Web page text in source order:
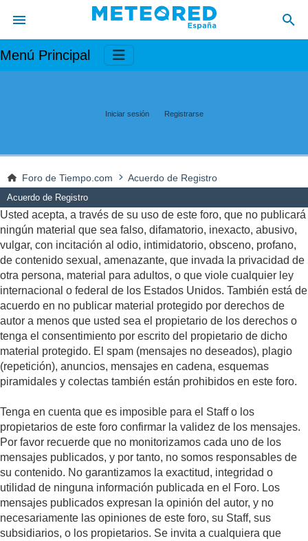
Menú Principal
Iniciar sesión Registrarse
Foro de Tiempo.com Acuerdo de Registro
Acuerdo de Registro
Usted acepta, a través de su uso de este foro, que no publicará
ningún material que sea falso, difamatorio, inexacto, abusivo,
vulgar, con incitación al odio, intimidatorio, obsceno, profano,
de contenido sexual, amenazante, que invada la privacidad de
otra persona, material para adultos, o que viole cualquier ley
internacional o federal de los Estados Unidos. También está de
acuerdo en no publicar material protegido por derechos de
autor a menos que usted sea el propietario de los derechos o
tenga el consentimiento por escrito del propietario de dicho
material protegido. El spam (mensajes no deseados), plagio
(repetición), anuncios, mensajes en cadena, esquemas
piramidales y colectas también están prohibidos en este foro.
Tenga en cuenta que es imposible para el Staff o los
propietarios de este foro confirmar la validez de los mensajes.
Por favor recuerde que no monitorizamos cada uno de los
mensajes publicados, y por tanto, no somos responsables de
su contenido. No garantizamos la exactitud, integridad o
utilidad de ninguna información publicada en el Foro. Los
mensajes publicados expresan la opinión del autor, y no
necesariamente las opiniones de este foro, su Staff, sus
subsidiarios, o los propietarios. Se invita a cualquiera que